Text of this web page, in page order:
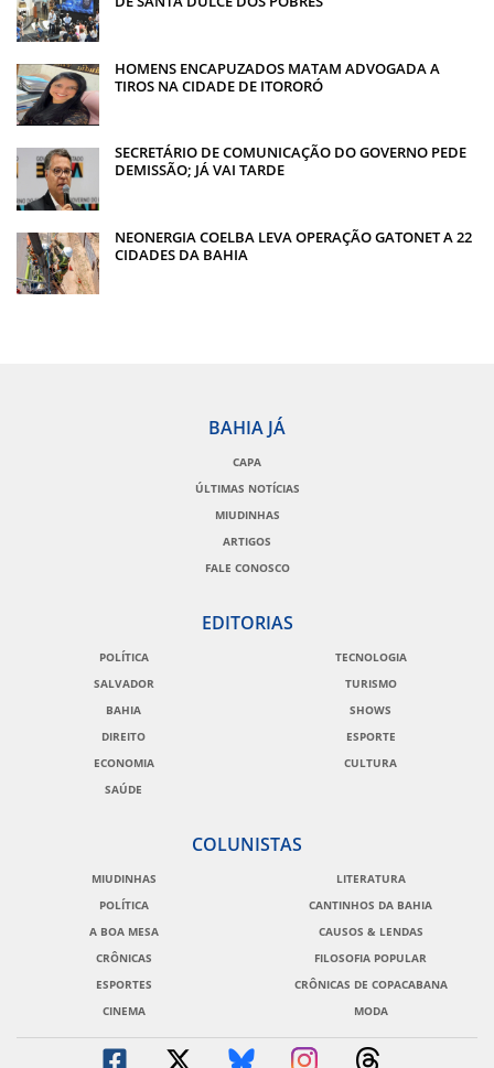
HOMENS ENCAPUZADOS MATAM ADVOGADA A
TIROS NA CIDADE DE ITORORÓ
SECRETÁRIO DE COMUNICAÇÃO DO GOVERNO PEDE
DEMISSÃO; JÁ VAI TARDE
NEONERGIA COELBA LEVA OPERAÇÃO GATONET A 22
CIDADES DA BAHIA
BAHIA JÁ
CAPA
ÚLTIMAS NOTÍCIAS
MIUDINHAS
ARTIGOS
FALE CONOSCO
EDITORIAS
POLÍTICA
SALVADOR
BAHIA
DIREITO
ECONOMIA
SAÚDE
TECNOLOGIA
TURISMO
SHOWS
ESPORTE
CULTURA
COLUNISTAS
MIUDINHAS
POLÍTICA
A BOA MESA
CRÔNICAS
ESPORTES
CINEMA
LITERATURA
CANTINHOS DA BAHIA
CAUSOS & LENDAS
FILOSOFIA POPULAR
CRÔNICAS DE COPACABANA
MODA